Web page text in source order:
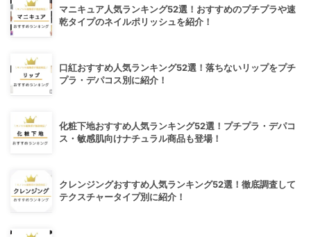
マニキュア人気ランキング52選！おすすめのプチプラや速
乾タイプのネイルポリッシュを紹介！
口紅おすすめ人気ランキング52選！落ちないリップをプチ
プラ・デパコス別に紹介！
化粧下地おすすめ人気ランキング52選！プチプラ・デパコ
ス・敏感肌向けナチュラル商品も登場！
クレンジングおすすめ人気ランキング52選！徹底調査して
テクスチャータイプ別に紹介！